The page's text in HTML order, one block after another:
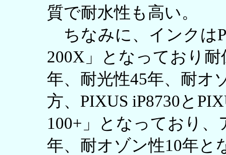
質で耐水性も高い。
ちなみに、インクは
200X」となっており
年、耐光性45年、耐オ
方、PIXUS iP8730と
100+」となっており、
年、耐オゾン性10年と